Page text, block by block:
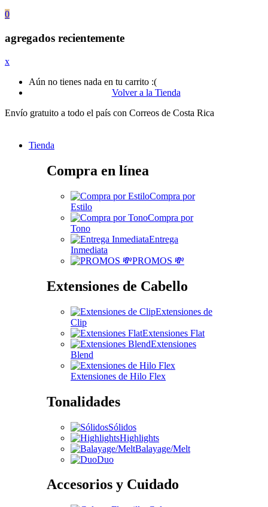
0
agregados recientemente
x
Aún no tienes nada en tu carrito :(
Volver a la Tienda
Envío gratuito a todo el país con Correos de Costa Rica
Tienda
Compra en línea
Compra por
Estilo
Compra por
Tono
Entrega
Inmediata
PROMOS 💸
Extensiones de Cabello
Extensiones de
Clip
Extensiones Flat
Extensiones
Blend
Extensiones de Hilo Flex
Tonalidades
Sólidos
Highlights
Balayage/Melt
Duo
Accesorios y Cuidado